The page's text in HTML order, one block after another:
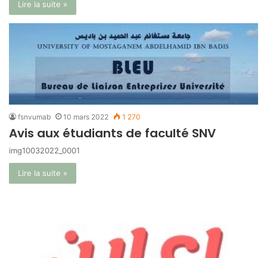
Lire la suite »
fsnvumab 10 mars 2022 1 270
Avis aux étudiants de faculté SNV
img10032022_0001
Lire la suite »